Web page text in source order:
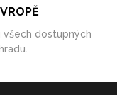
všech dostupných